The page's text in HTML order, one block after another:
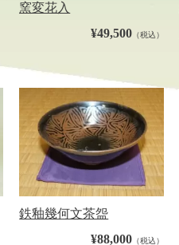
窯変花入
¥49,500（税込）
鉄釉幾何文茶盌
¥88,000（税込）